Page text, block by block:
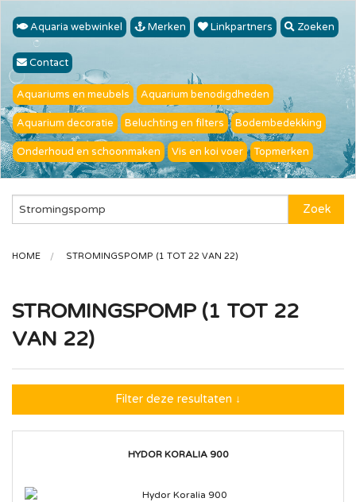
Aquaria webwinkel Merken Linkpartners Zoeken
Contact
Aquariums en meubels Aquarium benodigdheden
Aquarium decoratie Beluchting en filters Bodembedekking
Onderhoud en schoonmaken Vis en koi voer Topmerken
Zoek
HOME STROMINGSPOMP (1 TOT 22 VAN 22)
STROMINGSPOMP (1 TOT 22
VAN 22)
Filter deze resultaten ↓
HYDOR KORALIA 900